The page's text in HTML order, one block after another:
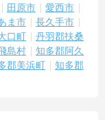
田原市
愛西市
ま市
長久手市
口町
丹羽郡扶桑
島村
知多郡阿久
郡美浜町
知多郡